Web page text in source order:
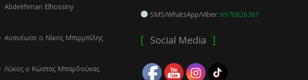
Abdelrhman Elhossiny
Ανανέωσε ο Νίκος Μπιρμπίλης
Λύκος ο Κώστας Μπαρδούκας
SMS/WhatsApp/Viber: 6976826361
Social Media